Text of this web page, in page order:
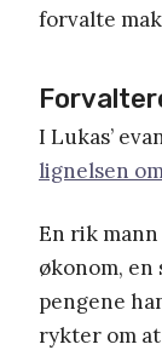
forvalte
I Lukas’
lignelsen
En rik
økonom, en
pengene
rykter om